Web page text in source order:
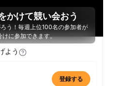
かけて競い会おう
う！毎週上位100名の参加者が
に参加できます。
よう
登録する